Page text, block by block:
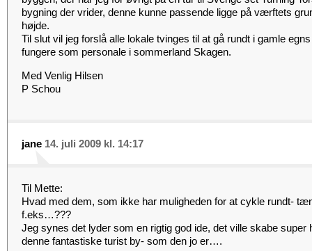
bygning der vrider, denne kunne passende ligge på værftets
højde.
Til slut vil jeg forslå alle lokale tvinges til at gå rundt i gamle
fungere som personale i sommerland Skagen.
Med Venlig Hilsen
P Schou
jane 14. juli 2009 kl. 14:17
Til Mette:
Hvad med dem, som ikke har muligheden for at cykle rundt-
f.eks…???
Jeg synes det lyder som en rigtig god ide, det ville skabe
denne fantastiske turist by- som den jo er….